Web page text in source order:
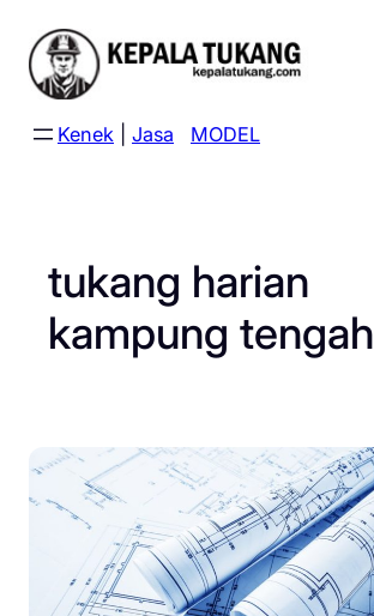
content
Kenek Jasa MODEL
tukang harian
kampung tengah